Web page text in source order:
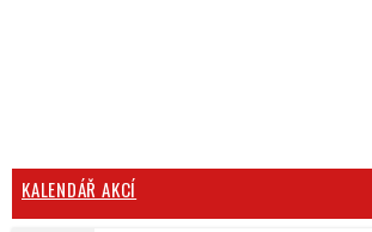
KALENDÁŘ AKCÍ